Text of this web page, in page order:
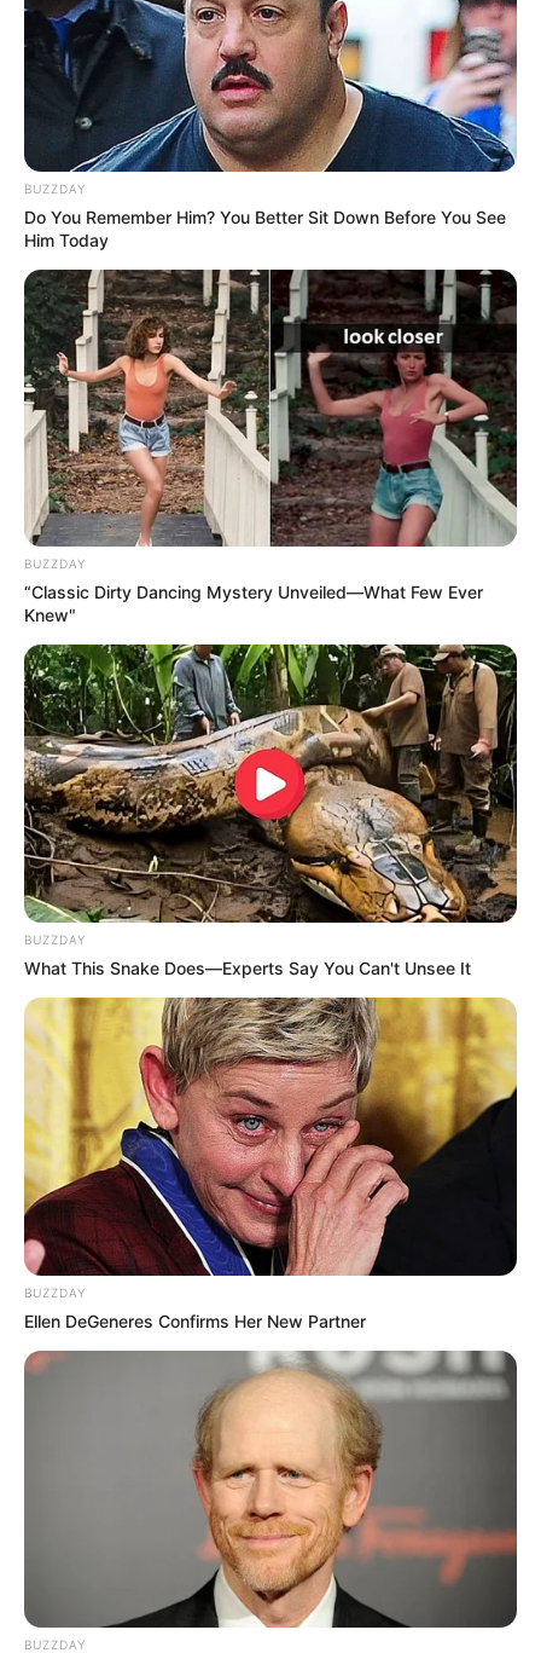
BUZZDAY
Do You Remember Him? You Better Sit Down Before You See
Him Today
BUZZDAY
“Classic Dirty Dancing Mystery Unveiled—What Few Ever
Knew"
BUZZDAY
What This Snake Does—Experts Say You Can't Unsee It
BUZZDAY
Ellen DeGeneres Confirms Her New Partner
BUZZDAY